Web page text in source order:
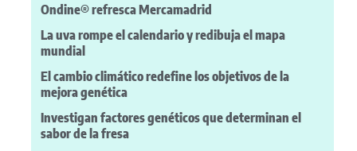
Ondine® refresca Mercamadrid
La uva rompe el calendario y redibuja el mapa
mundial
El cambio climático redefine los objetivos de la
mejora genética
Investigan factores genéticos que determinan el
sabor de la fresa